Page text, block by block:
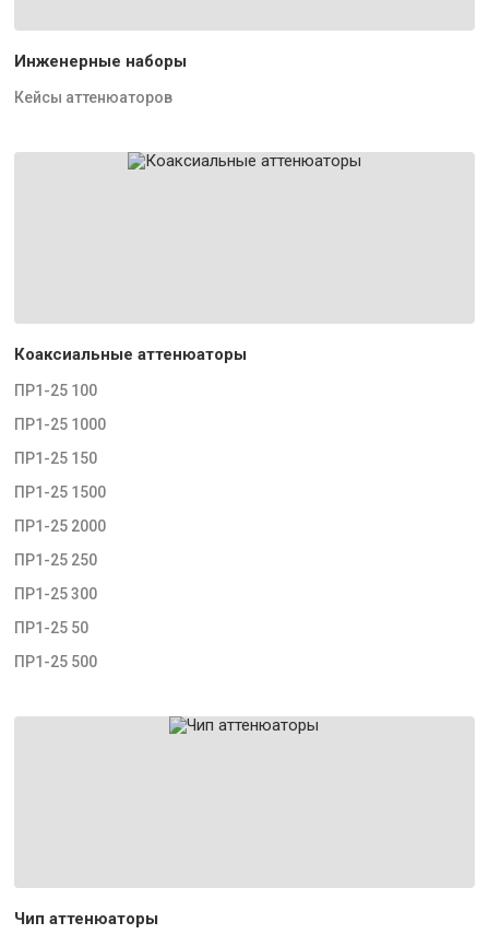
Инженерные наборы
Кейсы аттенюаторов
Коаксиальные аттенюаторы
ПР1-25 100
ПР1-25 1000
ПР1-25 150
ПР1-25 1500
ПР1-25 2000
ПР1-25 250
ПР1-25 300
ПР1-25 50
ПР1-25 500
Чип аттенюаторы